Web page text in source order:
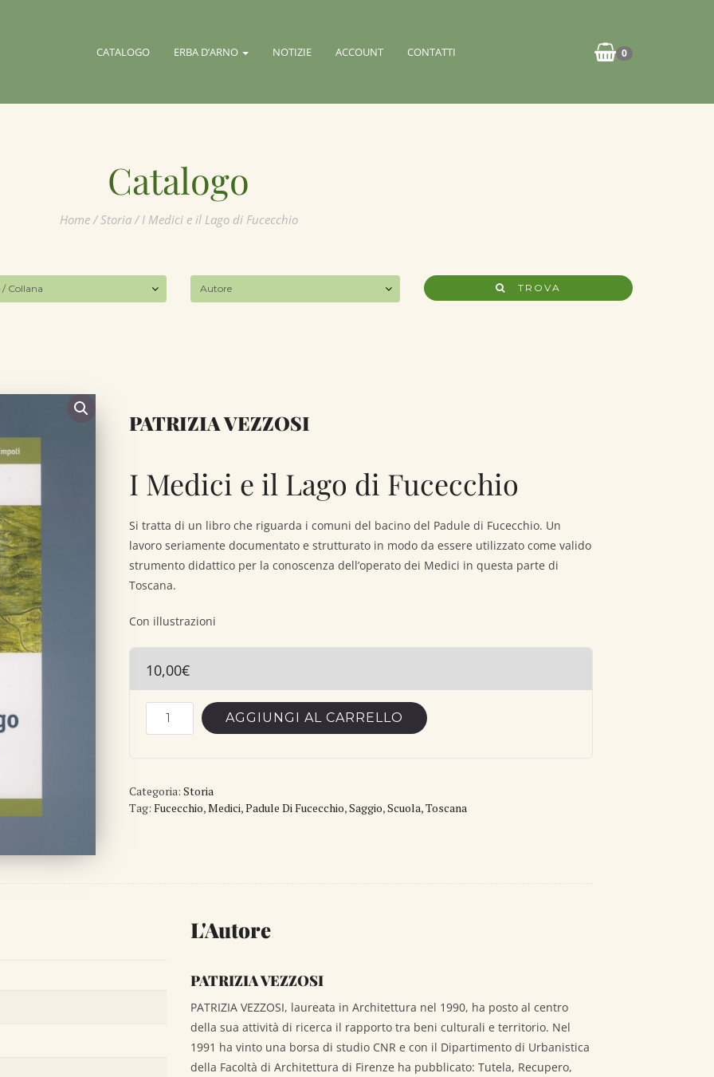
0
CATALOGO ERBA D’ARNO NOTIZIE ACCOUNT CONTATTI
Catalogo
Home/Storia/ I Medici e il Lago di Fucecchio
TROVA
PATRIZIA VEZZOSI
I Medici e il Lago di Fucecchio
Si tratta di un libro che riguarda i comuni del bacino del Padule di Fucecchio. Un
lavoro seriamente documentato e strutturato in modo da essere utilizzato come valido
strumento didattico per la conoscenza dell’operato dei Medici in questa parte di
Toscana.
Con illustrazioni
10,00€
Medici
Lago
di
AGGIUNGI AL CARRELLO
Categoria: Storia
Tag: Fucecchio,Medici,Padule Di Fucecchio,Saggio,Scuola,Toscana
L'Autore
PATRIZIA VEZZOSI
PATRIZIA VEZZOSI, laureata in Architettura nel 1990, ha posto al centro
della sua attività di ricerca il rapporto tra beni culturali e territorio. Nel
1991 ha vinto una borsa di studio CNR e con il Dipartimento di Urbanistica
della Facoltà di Architettura di Firenze ha pubblicato: Tutela, Recupero,